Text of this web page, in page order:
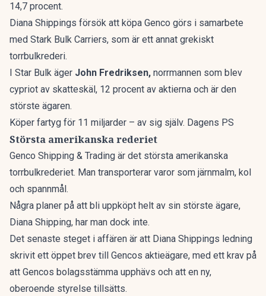
14,7 procent.
Diana Shippings försök att köpa Genco görs i samarbete
med Stark Bulk Carriers, som är ett annat grekiskt
torrbulkrederi.
I Star Bulk äger John Fredriksen, norrmannen som blev
cypriot av skatteskäl, 12 procent av aktierna och är den
störste ägaren.
Köper fartyg för 11 miljarder – av sig själv. Dagens PS
Största amerikanska rederiet
Genco Shipping & Trading är det största amerikanska
torrbulkrederiet. Man transporterar varor som järnmalm, kol
och spannmål.
Några planer på att bli uppköpt helt av sin störste ägare,
Diana Shipping, har man dock inte.
Det senaste steget i affären är att Diana Shippings ledning
skrivit ett öppet brev till Gencos aktieägare, med ett krav på
att Gencos bolagsstämma upphävs och att en ny,
oberoende styrelse tillsätts.